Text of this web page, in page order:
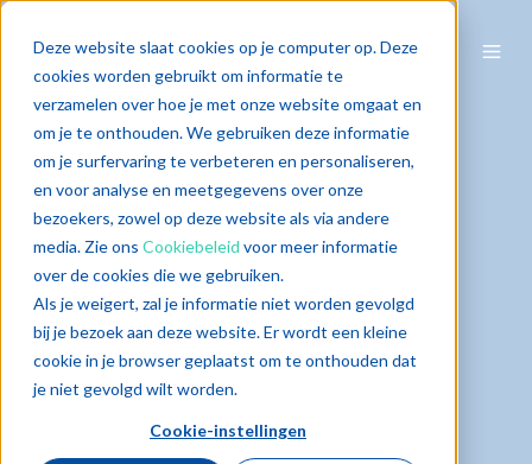
Deze website slaat cookies op je computer op. Deze
cookies worden gebruikt om informatie te
verzamelen over hoe je met onze website omgaat en
om je te onthouden. We gebruiken deze informatie
om je surfervaring te verbeteren en personaliseren,
en voor analyse en meetgegevens over onze
bezoekers, zowel op deze website als via andere
media. Zie ons Cookiebeleid voor meer informatie
over de cookies die we gebruiken.
Als je weigert, zal je informatie niet worden gevolgd
bij je bezoek aan deze website. Er wordt een kleine
cookie in je browser geplaatst om te onthouden dat
je niet gevolgd wilt worden.
Cookie-instellingen